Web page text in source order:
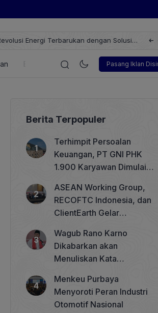
Energi Terbarukan dengan Solusi
Pasang Iklan
Energi Korporasi Teknologi
Berita Terpopuler
Terhimpit Persoalan
Keuangan, PT GNI PHK
1.900 Karyawan Dimulai 5
ASEAN Working Group,
RECOFTC Indonesia, dan
ClientEarth Gelar
Memperkuat Tata Kelola
Perhutanan Sosial
Wagub Rano Karno
Dikabarkan akan
Menuliskan Kata
Betawi 100 Tahun
Menkeu Purbaya
Menyoroti Peran Industri
Otomotif Nasional